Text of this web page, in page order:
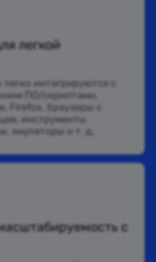
легкой
легко интегрируются с
ПО/скриптами,
Firefox, браузеры с
инструменты
эмуляторы и т. д.
с